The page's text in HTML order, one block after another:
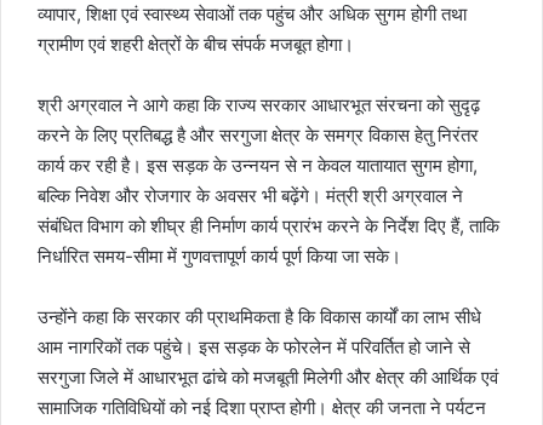
व्यापार, शिक्षा एवं स्वास्थ्य सेवाओं तक पहुंच और अधिक सुगम होगी तथा
ग्रामीण एवं शहरी क्षेत्रों के बीच संपर्क मजबूत होगा।
श्री अग्रवाल ने आगे कहा कि राज्य सरकार आधारभूत संरचना को सुदृढ़
करने के लिए प्रतिबद्ध है और सरगुजा क्षेत्र के समग्र विकास हेतु निरंतर
कार्य कर रही है। इस सड़क के उन्नयन से न केवल यातायात सुगम होगा,
बल्कि निवेश और रोजगार के अवसर भी बढ़ेंगे। मंत्री श्री अग्रवाल ने
संबंधित विभाग को शीघ्र ही निर्माण कार्य प्रारंभ करने के निर्देश दिए हैं, ताकि
निर्धारित समय-सीमा में गुणवत्तापूर्ण कार्य पूर्ण किया जा सके।
उन्होंने कहा कि सरकार की प्राथमिकता है कि विकास कार्यों का लाभ सीधे
आम नागरिकों तक पहुंचे। इस सड़क के फोरलेन में परिवर्तित हो जाने से
सरगुजा जिले में आधारभूत ढांचे को मजबूती मिलेगी और क्षेत्र की आर्थिक एवं
सामाजिक गतिविधियों को नई दिशा प्राप्त होगी। क्षेत्र की जनता ने पर्यटन